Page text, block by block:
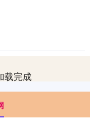
载完成